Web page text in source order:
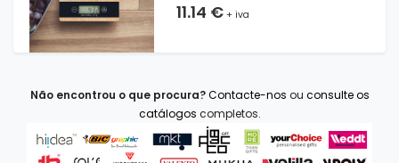
11.14 €+ iva
Não encontrou o que procura? Contacte-nos ou consulte os
catálogos completos.